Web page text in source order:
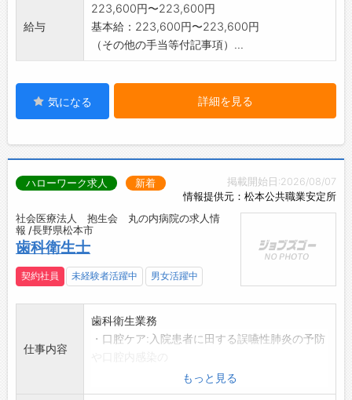
給与
223,600円〜223,600円
基本給：223,600円〜223,600円
（その他の手当等付記事項）...
気になる 詳細を見る
掲載開始日:2026/08/07
情報提供元：松本公共職業安定所
ハローワーク求人 新着
社会医療法人 抱生会 丸の内病院の求人情
報 /長野県松本市
歯科衛生士
契約社員 未経験者活躍中 男女活躍中
仕事内容
歯科衛生業務
・口腔ケア:入院患者に田する誤嚥性肺炎の予防
制御を行い全身状態の安定化を支援する
・手術前後の口腔管理:外科手術(整形外科、消
もっと見る